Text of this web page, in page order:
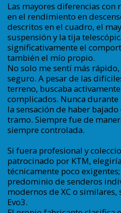
Las mayores diferencias con
en el rendimiento en
descritos en el cuadro, el
suspensión y la tija
significativamente el
también el mío propio.
No solo me sentí más
seguro. A pesar de las
terreno, buscaba
complicados. Nunca durante
la sensación de haber
tramo. Siempre fue de
siempre controlada.
Si fuera profesional y
patrocinado por KTM,
técnicamente poco
predominio de senderos
modernos de XC o
Evo3.